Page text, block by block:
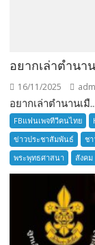
อยากเล่าตำนา
16/11/2025
อยากเล่าตำนานเมื...
FBแฟนเพจทีวีคนไทย
ข่าวประชาสัมพันธ์
ช
พระพุทธศาสนา
สังคม